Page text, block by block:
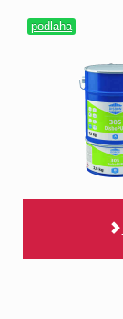
podlaha